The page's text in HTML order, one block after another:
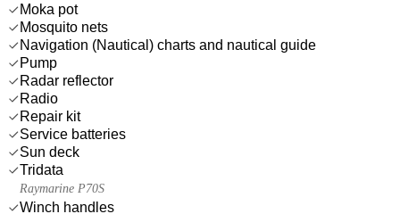
Moka pot
Mosquito nets
Navigation (Nautical) charts and nautical guide
Pump
Radar reflector
Radio
Repair kit
Service batteries
Sun deck
Tridata
Raymarine P70S
Winch handles